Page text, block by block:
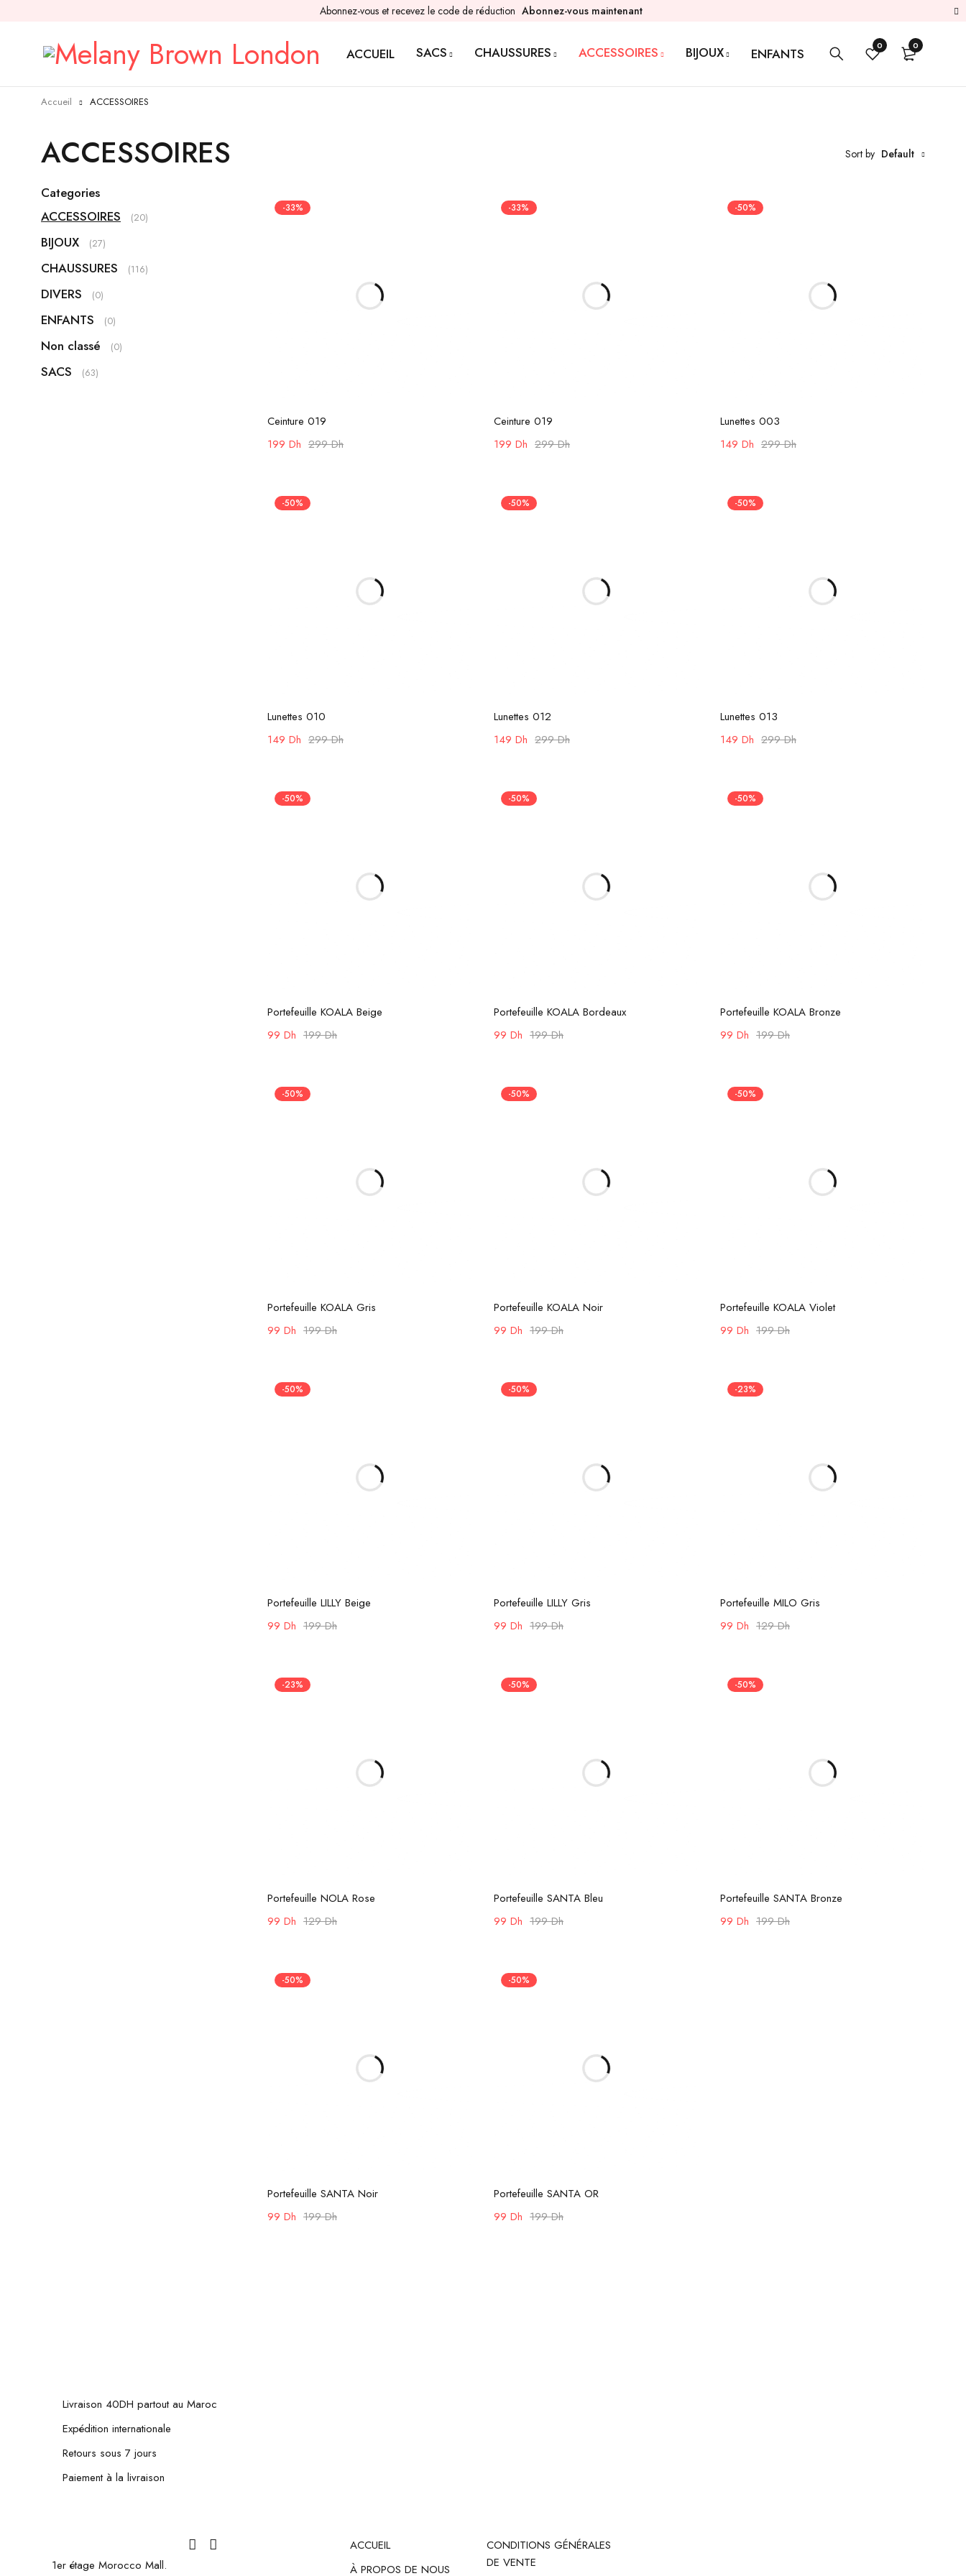
Abonnez-vous et recevez le code de réduction Abonnez-vous maintenant
ACCUEIL SACS CHAUSSURES ACCESSOIRES BIJOUX ENFANTS 0 0
ACCESSOIRES
Accueil ACCESSOIRES
Categories
ACCESSOIRES
(20)
BIJOUX (27)
CHAUSSURES (116)
DIVERS (0)
ENFANTS (0)
Non classé (0)
SACS (63)
Sort by Default
-33%
Ajouter au panier
Ceinture 019
299Dh
199 Dh
-33%
Ajouter au panier
Ceinture 019
299Dh
199 Dh
-50%
Ajouter au panier
Lunettes 003
299Dh
149 Dh
-50%
Ajouter au panier
Lunettes 010
299Dh
149 Dh
-50%
Ajouter au panier
Lunettes 012
299Dh
149 Dh
-50%
Ajouter au panier
Lunettes 013
299Dh
149 Dh
-50%
Ajouter au panier
Portefeuille KOALA Beige
199Dh
99 Dh
-50%
Ajouter au panier
Portefeuille KOALA Bordeaux
199Dh
99 Dh
-50%
Ajouter au panier
Portefeuille KOALA Bronze
199Dh
99 Dh
-50%
Ajouter au panier
Portefeuille KOALA Gris
199Dh
99 Dh
-50%
Ajouter au panier
Portefeuille KOALA Noir
199Dh
99 Dh
-50%
Ajouter au panier
Portefeuille KOALA Violet
199Dh
99 Dh
-50%
Ajouter au panier
Portefeuille LILLY Beige
199Dh
99 Dh
-50%
Ajouter au panier
Portefeuille LILLY Gris
199Dh
99 Dh
-23%
Ajouter au panier
Portefeuille MILO Gris
129Dh
99 Dh
-23%
Ajouter au panier
Portefeuille NOLA Rose
129Dh
99 Dh
-50%
Ajouter au panier
Portefeuille SANTA Bleu
199Dh
99 Dh
-50%
Ajouter au panier
Portefeuille SANTA Bronze
199Dh
99 Dh
-50%
Ajouter au panier
Portefeuille SANTA Noir
199Dh
99 Dh
-50%
Ajouter au panier
Portefeuille SANTA OR
199Dh
99 Dh
Livraison 40DH partout au Maroc
Expédition internationale
Retours sous 7 jours
Paiement à la livraison
1er étage Morocco Mall.
ACCUEIL
À PROPOS DE NOUS
CONDITIONS GÉNÉRALES
DE VENTE